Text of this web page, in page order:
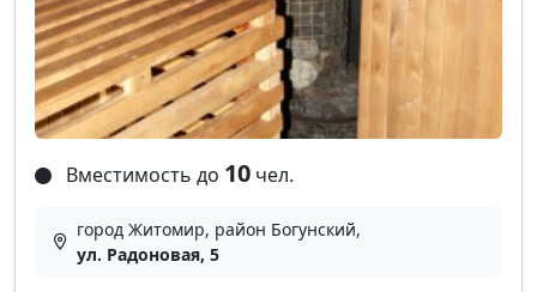
Вместимость до 10 чел.
город Житомир, район Богунский,
ул. Радоновая, 5